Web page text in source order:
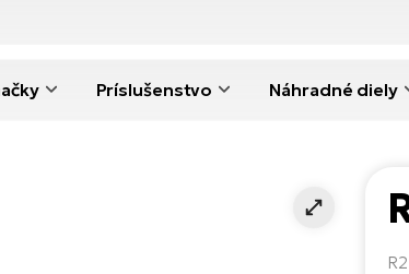
Príslušenstvo Náhradné diely